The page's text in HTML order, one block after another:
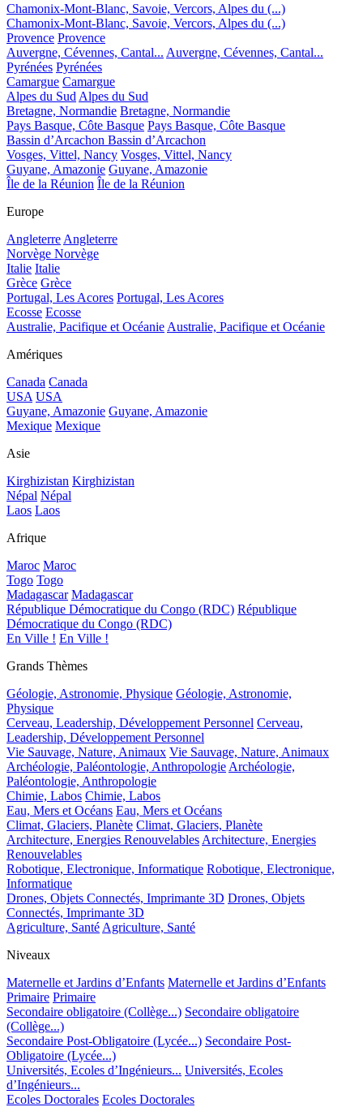
Chamonix-Mont-Blanc, Savoie, Vercors, Alpes du (...)
Chamonix-Mont-Blanc, Savoie, Vercors, Alpes du (...)
Provence Provence
Auvergne, Cévennes, Cantal... Auvergne, Cévennes, Cantal...
Pyrénées Pyrénées
Camargue Camargue
Alpes du Sud Alpes du Sud
Bretagne, Normandie Bretagne, Normandie
Pays Basque, Côte Basque Pays Basque, Côte Basque
Bassin d’Arcachon Bassin d’Arcachon
Vosges, Vittel, Nancy Vosges, Vittel, Nancy
Guyane, Amazonie Guyane, Amazonie
Île de la Réunion Île de la Réunion
Europe
Angleterre Angleterre
Norvège Norvège
Italie Italie
Grèce Grèce
Portugal, Les Acores Portugal, Les Acores
Ecosse Ecosse
Australie, Pacifique et Océanie Australie, Pacifique et Océanie
Amériques
Canada Canada
USA USA
Guyane, Amazonie Guyane, Amazonie
Mexique Mexique
Asie
Kirghizistan Kirghizistan
Népal Népal
Laos Laos
Afrique
Maroc Maroc
Togo Togo
Madagascar Madagascar
République Démocratique du Congo (RDC) République
Démocratique du Congo (RDC)
En Ville ! En Ville !
Grands Thèmes
Géologie, Astronomie, Physique Géologie, Astronomie,
Physique
Cerveau, Leadership, Développement Personnel Cerveau,
Leadership, Développement Personnel
Vie Sauvage, Nature, Animaux Vie Sauvage, Nature, Animaux
Archéologie, Paléontologie, Anthropologie Archéologie,
Paléontologie, Anthropologie
Chimie, Labos Chimie, Labos
Eau, Mers et Océans Eau, Mers et Océans
Climat, Glaciers, Planète Climat, Glaciers, Planète
Architecture, Energies Renouvelables Architecture, Energies
Renouvelables
Robotique, Electronique, Informatique Robotique, Electronique,
Informatique
Drones, Objets Connectés, Imprimante 3D Drones, Objets
Connectés, Imprimante 3D
Agriculture, Santé Agriculture, Santé
Niveaux
Maternelle et Jardins d’Enfants Maternelle et Jardins d’Enfants
Primaire Primaire
Secondaire obligatoire (Collège...) Secondaire obligatoire
(Collège...)
Secondaire Post-Obligatoire (Lycée...) Secondaire Post-
Obligatoire (Lycée...)
Universités, Ecoles d’Ingénieurs... Universités, Ecoles
d’Ingénieurs...
Ecoles Doctorales Ecoles Doctorales